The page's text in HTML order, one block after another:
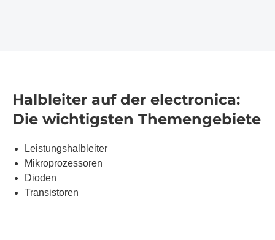
Halbleiter auf der electronica:
Die wichtigsten Themengebiete
Leistungshalbleiter
Mikroprozessoren
Dioden
Transistoren